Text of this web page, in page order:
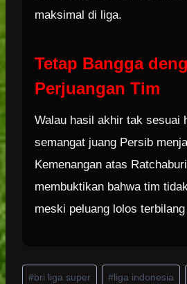
maksimal di liga.
Tetap Bangga
Perjuangan Tim
Walau hasil akhir tak sesuai
semangat juang Persib
Kemenangan atas
membuktikan bahwa tim
meski peluang lolos
Post
#bri liga super # liga indonesia